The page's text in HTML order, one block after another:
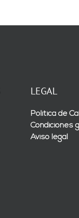
LEGAL
Política de
Condiciones
Aviso legal